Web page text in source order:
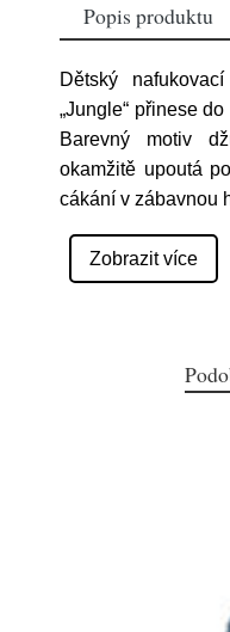
Popis produktu
Dětský
„Jungle“ přinese
Barevný motiv
okamžitě upoutá
cákání v zábavnou
Zobrazit více